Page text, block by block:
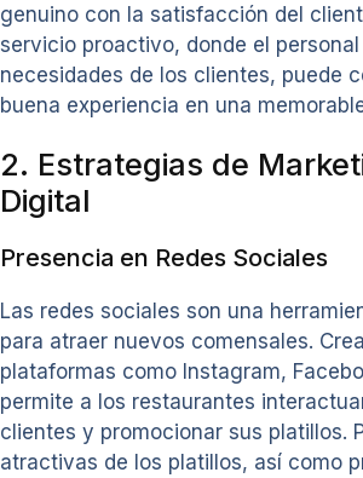
genuino con la satisfacción del
servicio proactivo, donde el
necesidades de los clientes, puede
buena experiencia en una
2. Estrategias de
Digital
Presencia en Redes Sociales
Las redes sociales son una
para atraer nuevos comensales.
plataformas como Instagram,
permite a los restaurantes
clientes y promocionar sus platillos.
atractivas de los platillos, así como